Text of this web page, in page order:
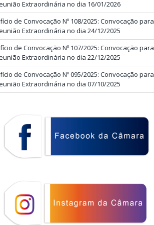
Extraordinária no dia 16/01/2026
de Convocação Nº 108/2025: Convocação para
Extraordinária no dia 24/12/2025
de Convocação Nº 107/2025: Convocação para
Extraordinária no dia 22/12/2025
de Convocação Nº 095/2025: Convocação para
Extraordinária no dia 07/10/2025